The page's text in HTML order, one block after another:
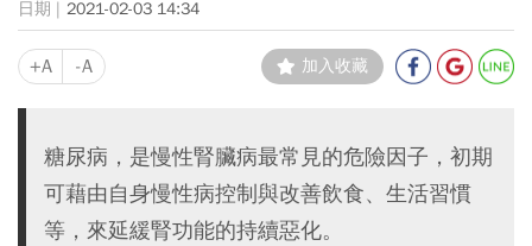
2021-02-03 14:34
+A -A 加入收藏
糖尿病，是慢性腎臟病最常見的危險因子，初期
可藉由自身慢性病控制與改善飲食、生活習慣
等，來延緩腎功能的持續惡化。